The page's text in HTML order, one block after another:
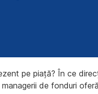
pe piață? În ce
de fonduri